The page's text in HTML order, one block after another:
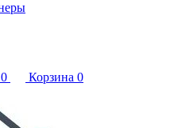
0 Корзина 0